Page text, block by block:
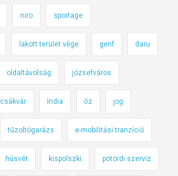
niro sportage
lakott terület vége genf daru
oldaltávolság józsefváros
csákvár India őz jog
tűzoltógarázs e-mobilitási tranzíció
húsvét kispolszki pötördi szerviz